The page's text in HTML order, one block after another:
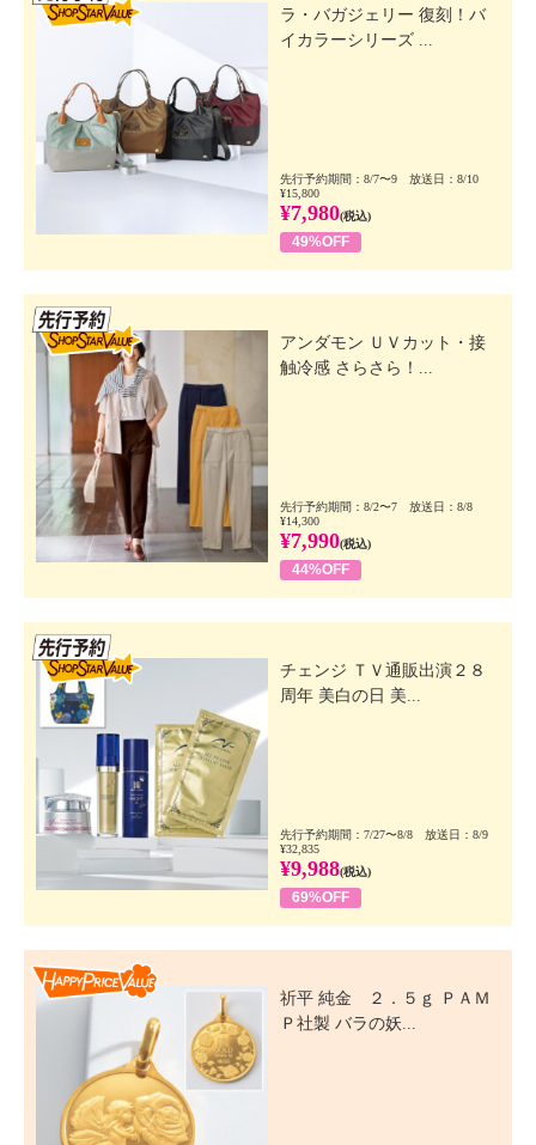
ラ・バガジェリー 復刻！バ
イカラーシリーズ ...
先行予約期間：8/7〜9 放送日：8/10
¥15,800
¥7,980(税込)
49%OFF
アンダモン ＵＶカット・接
触冷感 さらさら！...
先行予約期間：8/2〜7 放送日：8/8
¥14,300
¥7,990(税込)
44%OFF
チェンジ ＴＶ通販出演２８
周年 美白の日 美...
先行予約期間：7/27〜8/8 放送日：8/9
¥32,835
¥9,988(税込)
69%OFF
祈平 純金 ２．５ｇ ＰＡＭ
Ｐ社製 バラの妖...